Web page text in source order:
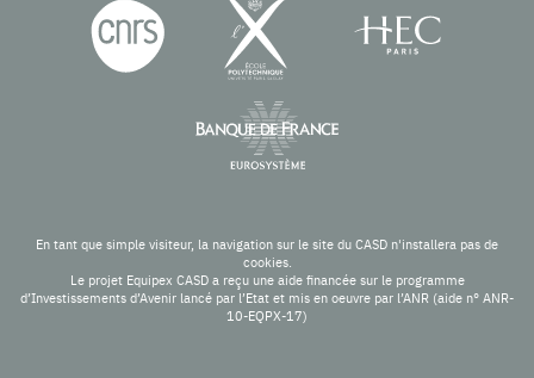
En tant que simple visiteur, la navigation sur le site du CASD n'installera pas de
cookies.
Le projet Equipex CASD a reçu une aide financée sur le programme
d’Investissements d’Avenir lancé par l’Etat et mis en oeuvre par l’ANR (aide n° ANR-
10-EQPX-17)